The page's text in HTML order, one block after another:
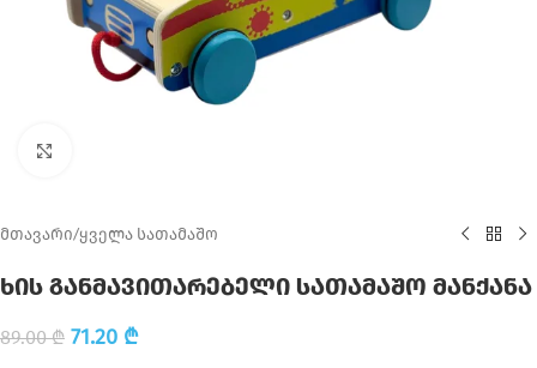
მთავარი/ყველა სათამაშო
ხის განმავითარებელი სათამაშო მანქანა
89.00₾ 71.20 ₾